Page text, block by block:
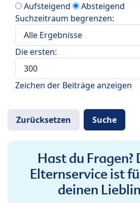
Aufsteigend
Absteigend
Suchzeitraum begrenzen:
Die ersten:
Zeichen der Beiträge anzeigen
Hast du Fragen?
Elternservice ist
deinen